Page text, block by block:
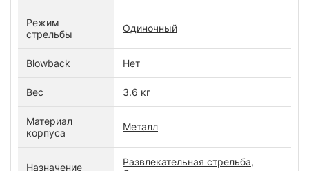
Режим
стрельбы
Одиночный
Blowback Нет
Вес 3.6 кг
Материал
корпуса
Металл
Назначение
Развлекательная стрельба,